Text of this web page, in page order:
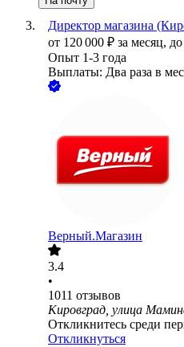
Директор магазина
от 120 000 ₽ за месяц,
Опыт 1-3 года
Выплаты: Два раза в
Верный.Магазин
3.4
•
1011 отзывов
Кировград, улица
Откликнитесь среди
Откликнуться